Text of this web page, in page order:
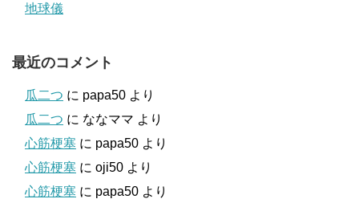
地球儀
最近のコメント
瓜二つ に papa50 より
瓜二つ に ななママ より
心筋梗塞 に papa50 より
心筋梗塞 に oji50 より
心筋梗塞 に papa50 より